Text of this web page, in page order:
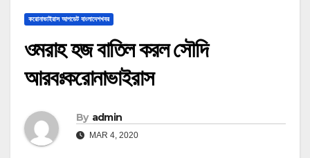
করোনাভাইরাস আপডেট বাংলাদেশখবর
ওমরাহ হজ বাতিল করল সৌদি
আরবঃকরোনাভাইরাস
By admin
MAR 4, 2020